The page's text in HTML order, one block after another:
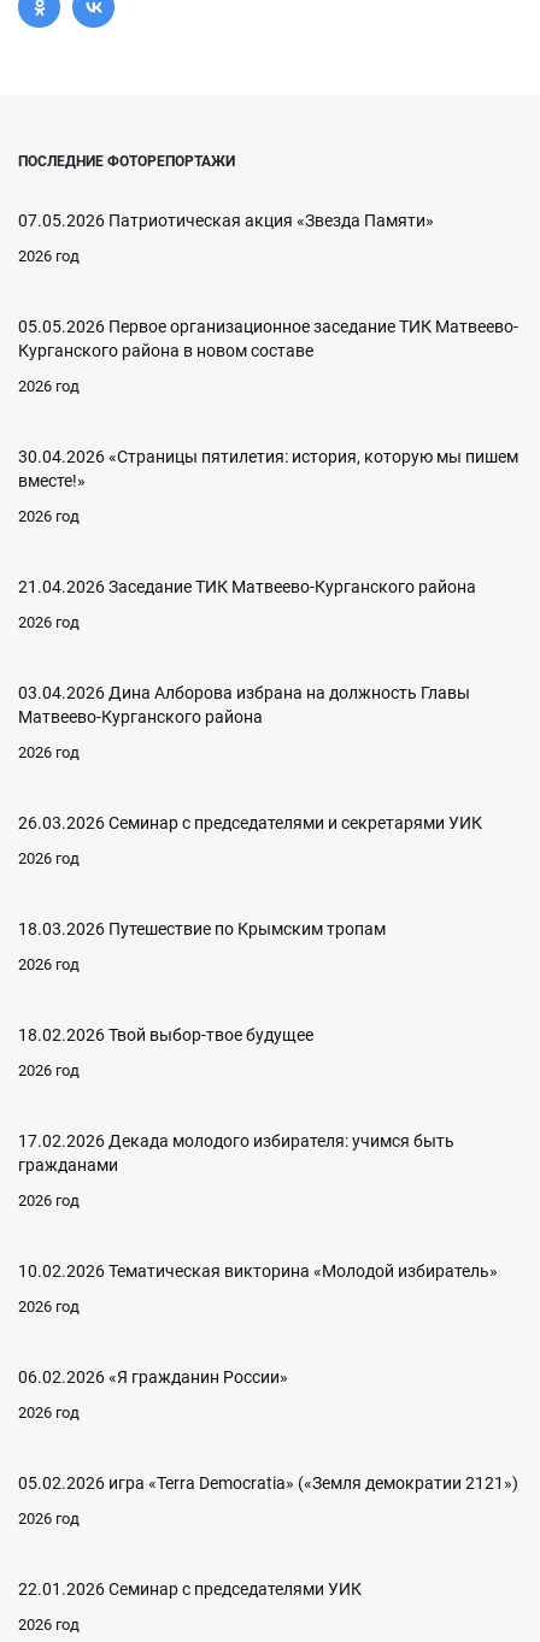
ПОСЛЕДНИЕ ФОТОРЕПОРТАЖИ
07.05.2026 Патриотическая акция «Звезда Памяти»
2026 год
05.05.2026 Первое организационное заседание ТИК Матвеево-
Курганского района в новом составе
2026 год
30.04.2026 «Страницы пятилетия: история, которую мы пишем
вместе!»
2026 год
21.04.2026 Заседание ТИК Матвеево-Курганского района
2026 год
03.04.2026 Дина Алборова избрана на должность Главы
Матвеево-Курганского района
2026 год
26.03.2026 Семинар с председателями и секретарями УИК
2026 год
18.03.2026 Путешествие по Крымским тропам
2026 год
18.02.2026 Твой выбор-твое будущее
2026 год
17.02.2026 Декада молодого избирателя: учимся быть
гражданами
2026 год
10.02.2026 Тематическая викторина «Молодой избиратель»
2026 год
06.02.2026 «Я гражданин России»
2026 год
05.02.2026 игра «Terra Democratia» («Земля демократии 2121»)
2026 год
22.01.2026 Семинар с председателями УИК
2026 год